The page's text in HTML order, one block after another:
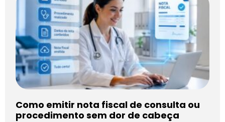
Como emitir nota fiscal de consulta ou
procedimento sem dor de cabeça